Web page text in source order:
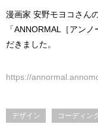
漫画家 安野モヨコさん
「ANNORMAL［アン
だきました。
https://
デザイン コーディン